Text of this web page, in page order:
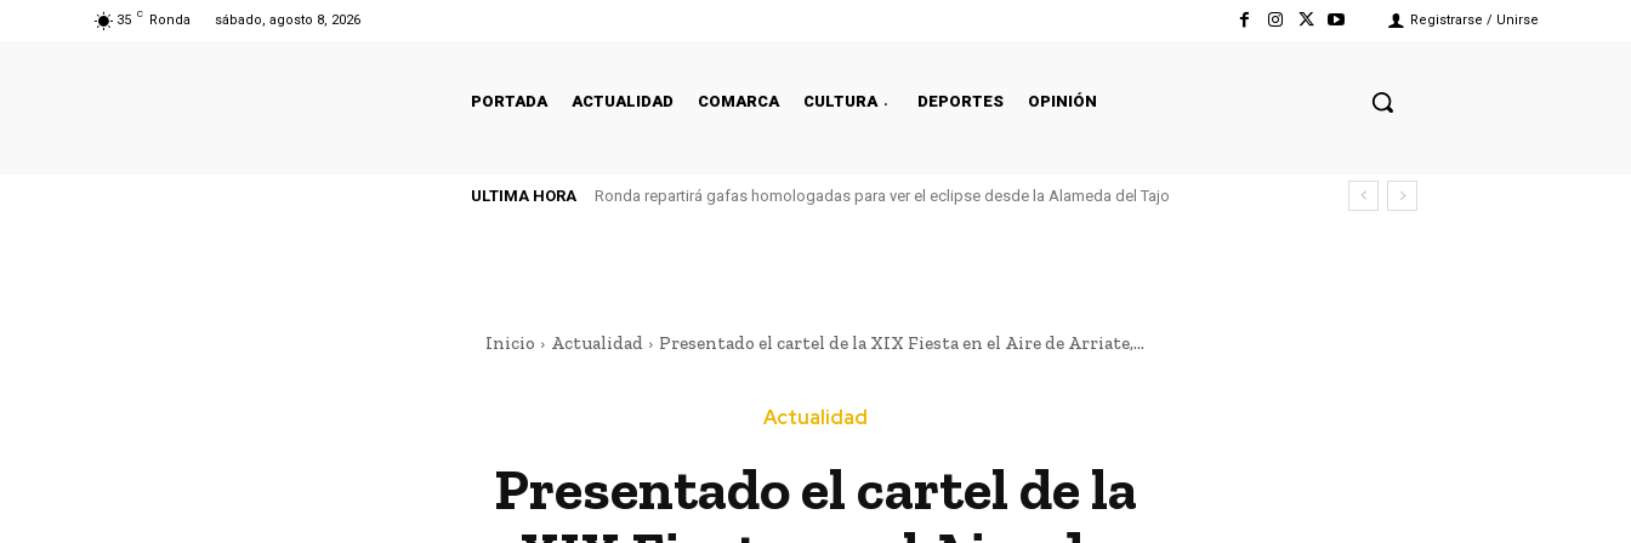
35 C Ronda sábado, agosto 8, 2026 Registrarse / Unirse
PORTADA ACTUALIDAD COMARCA CULTURA DEPORTES OPINIÓN
ULTIMA HORA Ronda repartirá gafas homologadas para ver el eclipse desde la Alameda del Tajo
Inicio Actualidad Presentado el cartel de la XIX Fiesta en el Aire de Arriate,...
Actualidad
Presentado el cartel de la